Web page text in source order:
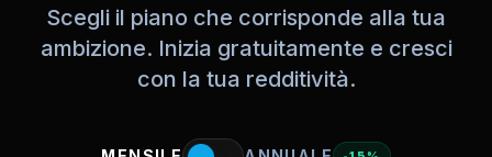
Scegli il piano che corrisponde alla tua
ambizione. Inizia gratuitamente e cresci
con la tua redditività.